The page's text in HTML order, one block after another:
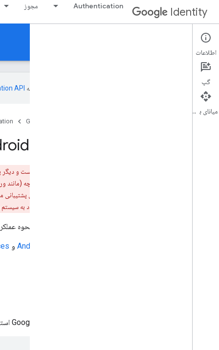
Identity
Authentication مجوز
Authentication
این صفحه به‌وسیله
Google Identity
Android Studio و
اطلاعات
گپ
میانای برنامه‌سازی کاربردی